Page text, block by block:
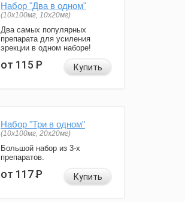
Набор "Два в одном"
(10x100мг, 10x20мг)
Два самых популярных
препарата для усиления
эрекции в одном наборе!
от 115Р Купить
Набор "Три в одном"
(10x100мг, 20x20мг)
Большой набор из 3-х
препаратов.
от 117Р Купить